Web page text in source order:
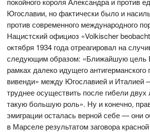
Югославии, но фактически было и
против современного международного
Нацистский официоз «Volkischer
октября 1934 года отреагировал на
следующим образом: «Ближайшую цель
рамках далеко идущего
вивенди» между Югославией и Италией
труднее осуществить после гибели двух
такую большую роль». Ну и конечно,
эмиграции осталась верной себе — они
в Марселе результатом заговора